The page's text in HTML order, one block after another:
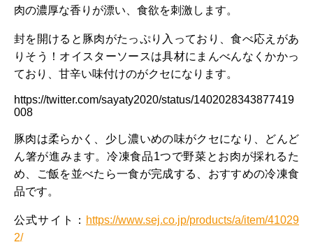
肉の濃厚な香りが漂い、食欲を刺激します。
封を開けると豚肉がたっぷり入っており、食べ応えがあ
りそう！オイスターソースは具材にまんべんなくかかっ
ており、甘辛い味付けのがクセになります。
https://twitter.com/sayaty2020/status/1402028343877419
008
豚肉は柔らかく、少し濃いめの味がクセになり、どんど
ん箸が進みます。冷凍食品1つで野菜とお肉が採れるた
め、ご飯を並べたら一食が完成する、おすすめの冷凍食
品です。
公式サイト： https://www.sej.co.jp/products/a/item/41029
2/